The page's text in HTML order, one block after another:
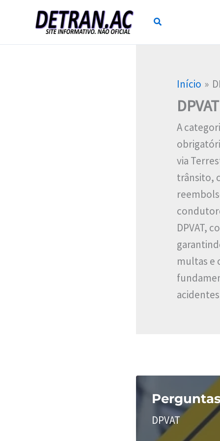
o
Início
DPVAT
A
via
trânsito,
DPVAT,
multas e
DPVAT